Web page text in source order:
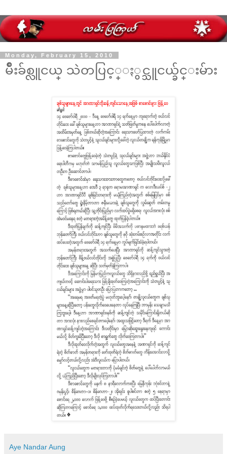
Monday, February 15, 2010
မ်ဳိးခ်စ္လူငယ္ သဲတပြင့္ႏွင္သူငယ္ခ်င္းမ်ား
Aye Nandar Aung